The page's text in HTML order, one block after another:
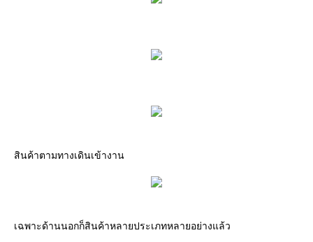
สินค้าตามทางเดินเข้างาน
เฉพาะด้านนอกก็สินค้าหลายประเภทหลายอย่างแล้ว